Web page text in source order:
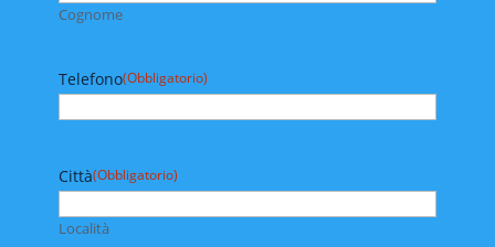
Cognome
Telefono(Obbligatorio)
Città(Obbligatorio)
Località